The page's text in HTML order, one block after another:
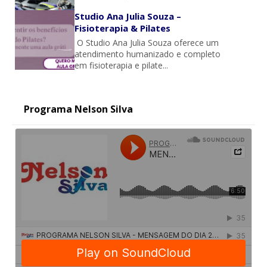
Studio Ana Julia Souza –
Fisioterapia & Pilates
O Studio Ana Julia Souza oferece um
atendimento humanizado e completo
em fisioterapia e pilate...
Programa Nelson Silva